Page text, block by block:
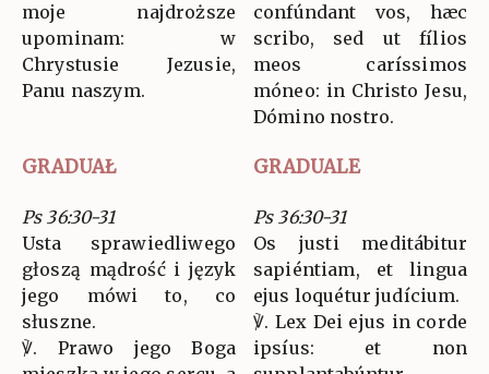
moje najdroższe
upominam: w
Chrystusie Jezusie,
Panu naszym.
confúndant vos, hæc
scribo, sed ut fílios
meos caríssimos
móneo: in Christo Jesu,
Dómino nostro.
GRADUAŁ GRADUALE
Ps 36:30-31
Usta sprawiedliwego
głoszą mądrość i język
jego mówi to, co
słuszne.
℣. Prawo jego Boga
Ps 36:30-31
Os justi meditábitur
sapiéntiam, et lingua
ejus loquétur judícium.
℣. Lex Dei ejus in corde
ipsíus: et non